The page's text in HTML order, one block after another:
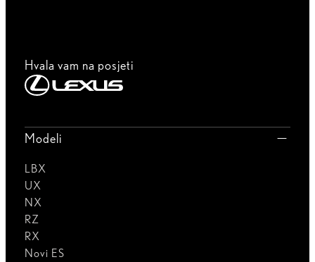
Hvala vam na posjeti
Modeli
LBX
UX
NX
RZ
RX
Novi ES